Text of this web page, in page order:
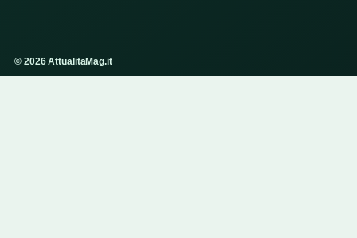
© 2026 AttualitaMag.it